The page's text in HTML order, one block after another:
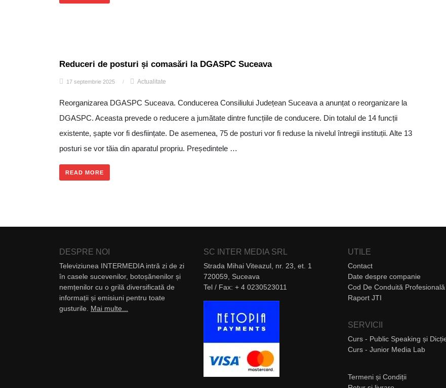
Reduceri de posturi și comasări la DGASPC Suceava
17 septembrie 2025 / Actualitate
Reorganizarea DGASPC Suceava. Conducerea Consiliului Județean Suceava a anunțat o reorganizare la
DGASPC. Aceasta prevede o reducere a jumătate dintre funcțiile de conducere. Din totalul de 14 funcții
existente, șapte vor fi desființate. De asemenea, 75 de posturi vor fi reduse la nivelul întregii instituții. Alte 13
posturi se vor tăia din aparatul propriu. Președintele …
READ MORE
DESPRE NOI
Televiziunea INTERMEDIA intră zi de zi
în casele sucevenilor, botoșănenilor și
nemțenilor cu o grilă diversificată de
informații și emisiuni pentru toate
gusturile. Mai multe...
SC INTER MEDIA SRL
Strada Mihai Viteazul, nr. 23, et. 1
720059, Suceava
Tel / Fax: + 4 0230523011
UTILE
Contact
Date despre companie
Cod De Conduită Profesională
Raport JTI
SERVICII
Curs - Public Speaking și
Curs - Junior Media Lab
Termeni și Condiții